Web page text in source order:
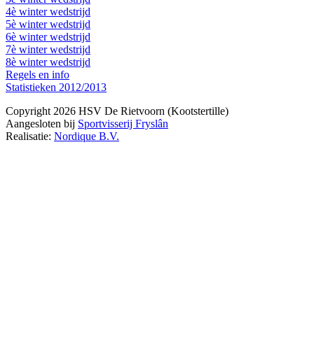
4è winter wedstrijd
5è winter wedstrijd
6è winter wedstrijd
7è winter wedstrijd
8è winter wedstrijd
Regels en info
Statistieken 2012/2013
Copyright 2026 HSV De Rietvoorn (Kootstertille)
Aangesloten bij Sportvisserij Fryslân
Realisatie: Nordique B.V.